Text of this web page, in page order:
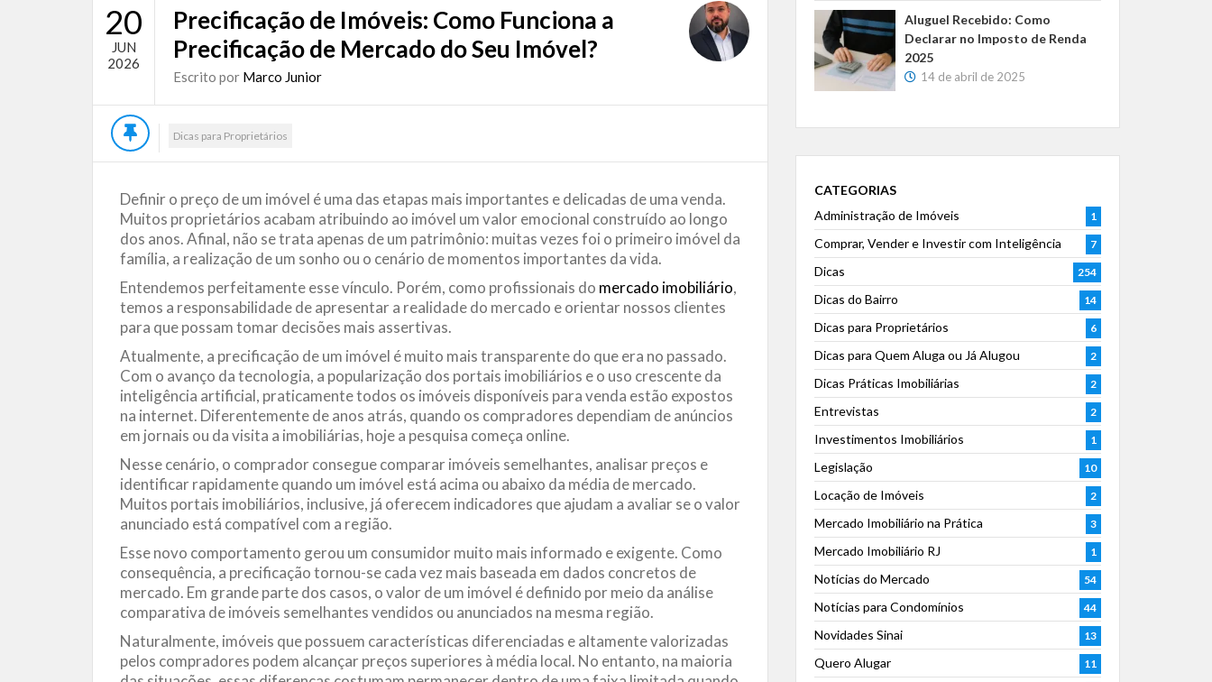
20
JUN
2026
Precificação de Imóveis: Como Funciona a
Precificação de Mercado do Seu Imóvel?
Escrito por Marco Junior
Dicas para Proprietários
Definir o preço de um imóvel é uma das etapas mais importantes e delicadas de uma venda.
Muitos proprietários acabam atribuindo ao imóvel um valor emocional construído ao longo
dos anos. Afinal, não se trata apenas de um patrimônio: muitas vezes foi o primeiro imóvel da
família, a realização de um sonho ou o cenário de momentos importantes da vida.
Entendemos perfeitamente esse vínculo. Porém, como profissionais do mercado imobiliário,
temos a responsabilidade de apresentar a realidade do mercado e orientar nossos clientes
para que possam tomar decisões mais assertivas.
Atualmente, a precificação de um imóvel é muito mais transparente do que era no passado.
Com o avanço da tecnologia, a popularização dos portais imobiliários e o uso crescente da
inteligência artificial, praticamente todos os imóveis disponíveis para venda estão expostos
na internet. Diferentemente de anos atrás, quando os compradores dependiam de anúncios
em jornais ou da visita a imobiliárias, hoje a pesquisa começa online.
Nesse cenário, o comprador consegue comparar imóveis semelhantes, analisar preços e
identificar rapidamente quando um imóvel está acima ou abaixo da média de mercado.
Muitos portais imobiliários, inclusive, já oferecem indicadores que ajudam a avaliar se o valor
anunciado está compatível com a região.
Esse novo comportamento gerou um consumidor muito mais informado e exigente. Como
consequência, a precificação tornou-se cada vez mais baseada em dados concretos de
mercado. Em grande parte dos casos, o valor de um imóvel é definido por meio da análise
comparativa de imóveis semelhantes vendidos ou anunciados na mesma região.
Naturalmente, imóveis que possuem características diferenciadas e altamente valorizadas
pelos compradores podem alcançar preços superiores à média local. No entanto, na maioria
Aluguel Recebido: Como
Declarar no Imposto de Renda
2025
14 de abril de 2025
CATEGORIAS
Administração de Imóveis
1
Comprar, Vender e Investir com Inteligência 7
Dicas 254
Dicas do Bairro 14
Dicas para Proprietários 6
Dicas para Quem Aluga ou Já Alugou 2
Dicas Práticas Imobiliárias 2
Entrevistas 2
Investimentos Imobiliários 1
Legislação 10
Locação de Imóveis 2
Mercado Imobiliário na Prática 3
Mercado Imobiliário RJ 1
Notícias do Mercado 54
Notícias para Condomínios 44
Novidades Sinai 13
Quero Alugar 11